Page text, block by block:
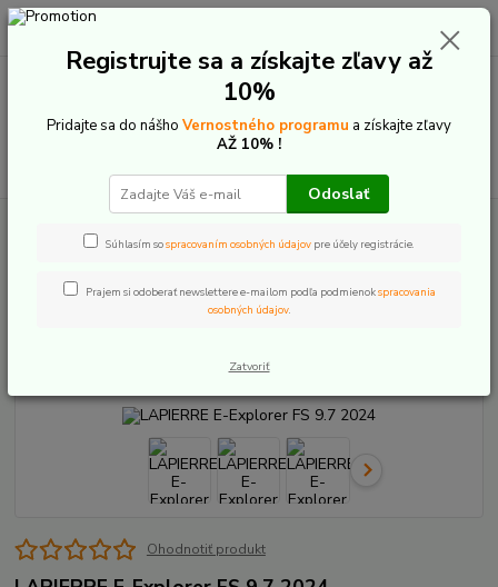
+421 907 20 22 33
0,00 €
FS 9.7 2024
LAPIERRE E-Explorer FS 9.7
Ohodnotiť produkt
Registrujte sa a získajte zľavy až
10%
Pridajte sa do nášho Vernostného programu a získajte zľavy
AŽ 10% !
Odoslať
Súhlasím sospracovaním osobných údajov pre účely registrácie.
Prajem si odoberať newslettere e-mailom podľa podmienokspracovania
osobných údajov.
Zatvoriť